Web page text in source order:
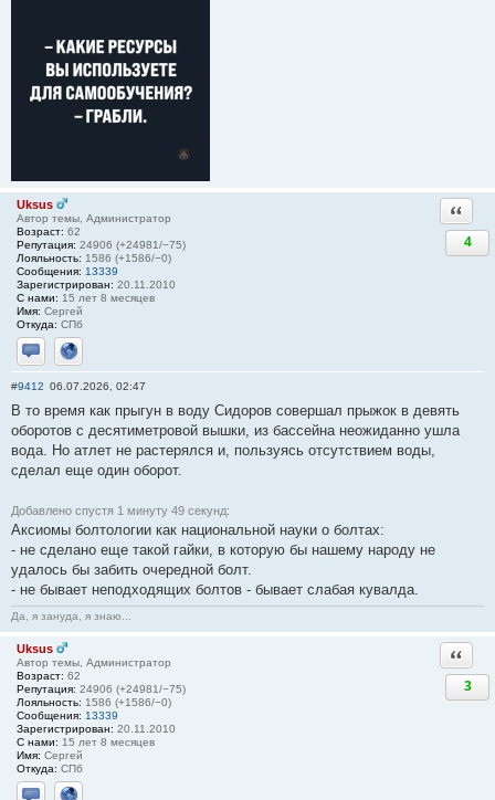
Uksus
Автор темы, Администратор
Возраст: 62
Репутация: 24906 (+24981/−75)
Лояльность: 1586 (+1586/−0)
Сообщения: 13339
Зарегистрирован: 20.11.2010
С нами: 15 лет 8 месяцев
Имя: Сергей
Откуда: СПб
Отправить личное сообщение
Сайт
4
#9412 06.07.2026, 02:47
В то время как прыгун в воду Сидоров совершал прыжок в девять
оборотов с десятиметровой вышки, из бассейна неожиданно ушла
вода. Но атлет не растерялся и, пользуясь отсутствием воды,
сделал еще один оборот.
Добавлено спустя 1 минуту 49 секунд:
Аксиомы болтологии как национальной науки о болтах:
- не сделано еще такой гайки, в которую бы нашему народу не
удалось бы забить очередной болт.
- не бывает неподходящих болтов - бывает слабая кувалда.
Да, я зануда, я знаю...
Uksus
Автор темы, Администратор
Возраст: 62
Репутация: 24906 (+24981/−75)
Лояльность: 1586 (+1586/−0)
Сообщения: 13339
Зарегистрирован: 20.11.2010
С нами: 15 лет 8 месяцев
Имя: Сергей
Откуда: СПб
3